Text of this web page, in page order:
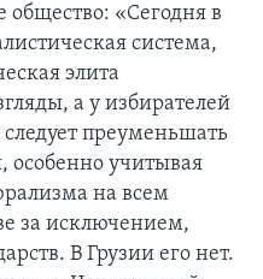
общество: «Сегодня в
система,
элита
а у избирателей
преуменьшать
особенно учитывая
на всем
за исключением,
В Грузии его нет.